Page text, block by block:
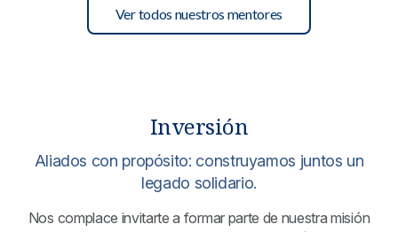
Ver todos nuestros mentores
Inversión
Aliados con propósito: construyamos juntos un
legado solidario.
Nos complace invitarte a formar parte de nuestra misión